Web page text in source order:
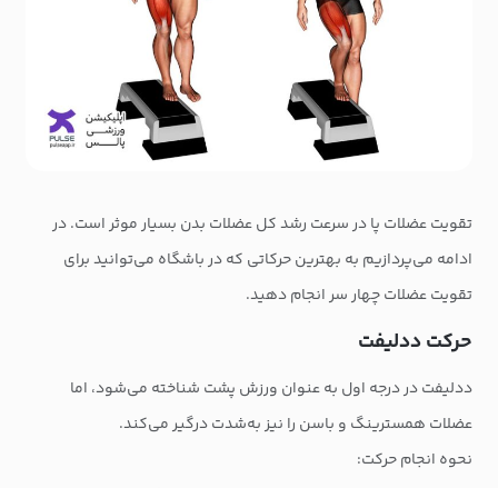
تقویت عضلات پا در سرعت رشد کل عضلات بدن بسیار موثر است. در
ادامه می‌پردازیم به بهترین حرکاتی که در باشگاه می‌توانید برای
تقویت عضلات چهار سر انجام دهید.
حرکت ددلیفت
ددلیفت در درجه اول به عنوان ورزش پشت شناخته می‌شود، اما
عضلات همسترینگ و باسن را نیز به‌شدت درگیر می‌کند.
نحوه انجام حرکت: